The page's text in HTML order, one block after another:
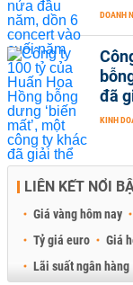
DOANH
đã
KINH
LIÊN KẾT NỔI
Giá vàng hôm nay
Tỷ giá euro
Giá
Lãi suất ngân hàng